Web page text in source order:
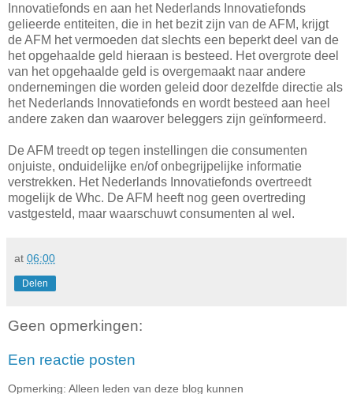
Innovatiefonds en aan het Nederlands Innovatiefonds
gelieerde entiteiten, die in het bezit zijn van de AFM, krijgt
de AFM het vermoeden dat slechts een beperkt deel van de
het opgehaalde geld hieraan is besteed. Het overgrote deel
van het opgehaalde geld is overgemaakt naar andere
ondernemingen die worden geleid door dezelfde directie als
het Nederlands Innovatiefonds en wordt besteed aan heel
andere zaken dan waarover beleggers zijn geïnformeerd.
De AFM treedt op tegen instellingen die consumenten
onjuiste, onduidelijke en/of onbegrijpelijke informatie
verstrekken. Het Nederlands Innovatiefonds overtreedt
mogelijk de Whc. De AFM heeft nog geen overtreding
vastgesteld, maar waarschuwt consumenten al wel.
at 06:00
Delen
Geen opmerkingen:
Een reactie posten
Opmerking: Alleen leden van deze blog kunnen